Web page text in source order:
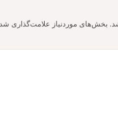
بخش‌های موردنیاز علامت‌گذاری